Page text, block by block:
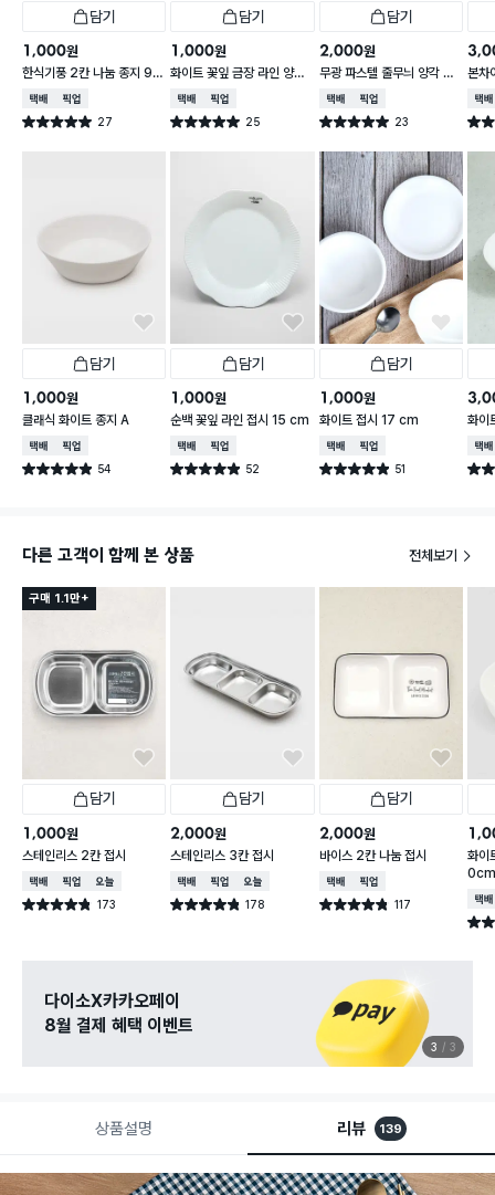
담기
1,000원
한식기풍 2칸 나눔 종지 9 c
m
택배배송매장픽업
별점 5.0점 27
건 작성
담기
1,000원
화이트 꽃잎 금장 라인 양각
종지 10 cm
택배배송매장픽업
별점 5.0점 25
건 작성
담기
2,000원
무광 파스텔 줄무늬 양각 대
접 13 cm
택배배송매장픽업
별점 5.0점 23
건 작성
본차
접
택배
별점
담기
1,000원
클래식 화이트 종지 A
택배배송매장픽업
별점 4.9점 54
건 작성
담기
1,000원
순백 꽃잎 라인 접시 15 cm
택배배송매장픽업
별점 4.9점 52
건 작성
담기
1,000원
화이트 접시 17 cm
택배배송매장픽업
별점 4.9점 51
건 작성
화이
택배
별점
다른 고객이 함께 본 상품 전체보기
구매 1.1만+
담기
1,000원
스테인리스 2칸 접시
택배배송매장픽업오늘배송
별점 4.8점 173
건 작성
담기
2,000원
스테인리스 3칸 접시
택배배송매장픽업오늘배송
별점 4.8점 178
건 작성
담기
2,000원
바이스 2칸 나눔 접시
택배배송매장픽업
별점 4.8점 117
건 작성
화이
택배
별점
관심 있는 신상 입고
무료로 알림 받기
3 3
상품설명 리뷰 139